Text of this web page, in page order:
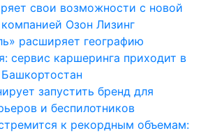
свои возможности с новой
Озон Лизинг
расширяет географию
сервис каршеринга приходит в
запустить бренд для
и беспилотников
к рекордным объемам: